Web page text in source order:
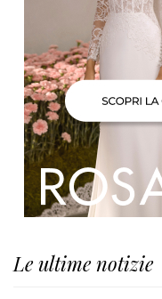
Le ultime notizie